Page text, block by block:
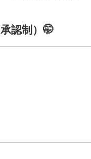
認制）🤭